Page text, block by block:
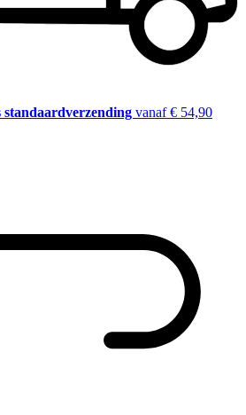
vanaf € 54,90